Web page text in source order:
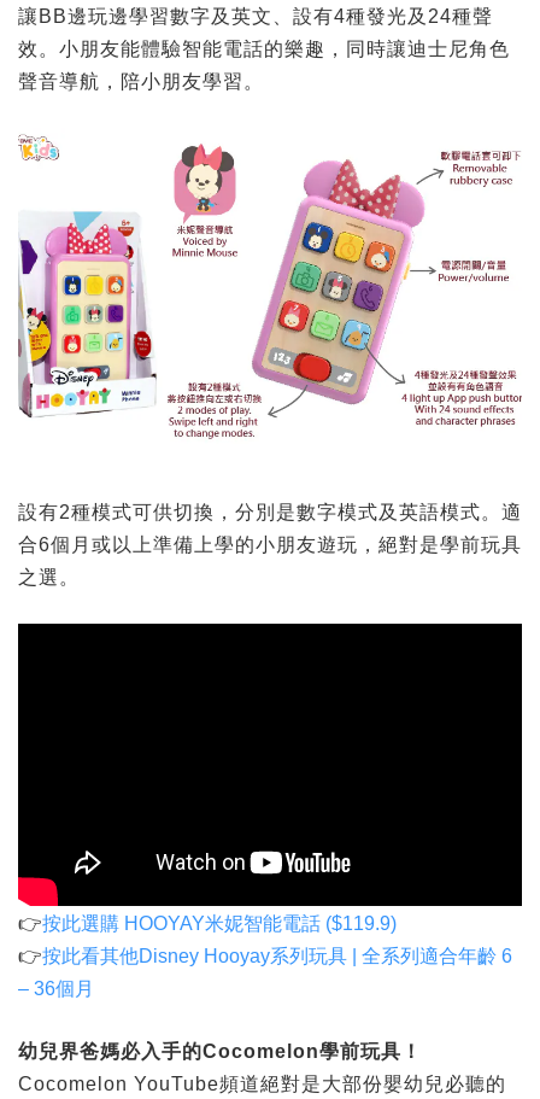
讓BB邊玩邊學習數字及英文、設有4種發光及24種聲
效。小朋友能體驗智能電話的樂趣，同時讓迪士尼角色
聲音導航，陪小朋友學習。
設有2種模式可供切換，分別是數字模式及英語模式。適
合6個月或以上準備上學的小朋友遊玩，絕對是學前玩具
之選。
👉按此選購 HOOYAY米妮智能電話 ($119.9)
👉按此看其他Disney Hooyay系列玩具 | 全系列適合年齡 6
– 36個月
幼兒界爸媽必入手的Cocomelon學前玩具！
Cocomelon YouTube頻道絕對是大部份嬰幼兒必聽的